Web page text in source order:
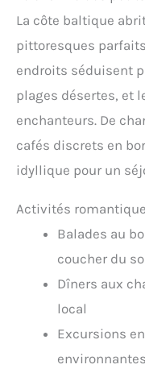
La côte baltique
pittoresques
endroits séduisent
plages désertes, et
enchanteurs. De
cafés discrets en
idyllique pour un
Activités
Balades au
coucher du
Dîners aux
local
Excursions
environnantes